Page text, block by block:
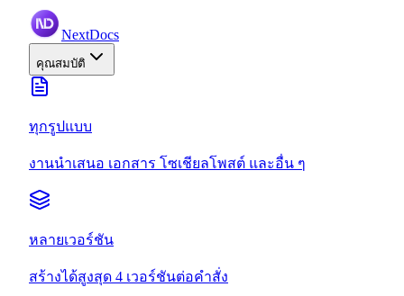
NextDocs
คุณสมบัติ
ทุกรูปแบบ
งานนำเสนอ เอกสาร โซเชียลโพสต์ และอื่น ๆ
หลายเวอร์ชัน
สร้างได้สูงสุด 4 เวอร์ชันต่อคำสั่ง